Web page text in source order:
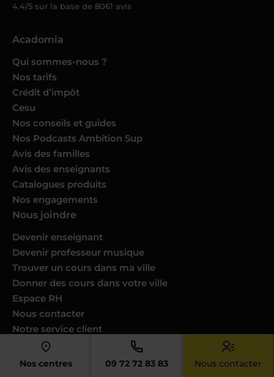
Nos centres 09 72 72 83 83 Nous contacter
4.4/5 sur la base de 8061 avis
Acadomia
Qui sommes-nous ?
Nos tarifs
Crédit d’impôt
Cesu
Nos conseils et guides
Nos Podcasts Ambition Sup
Avis des familles
Avis des enseignants
Catalogues produits
Nos engagements
Nous joindre
Devenir enseignant
Devenir professeur musique
Trouver un cours dans ma ville
Donner des cours dans votre ville
Espace RH
Nous contacter
Notre service client
Newsletter Acadomia